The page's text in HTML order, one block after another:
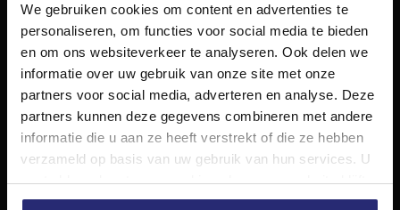
We gebruiken cookies om content en advertenties te
personaliseren, om functies voor social media te bieden
en om ons websiteverkeer te analyseren. Ook delen we
informatie over uw gebruik van onze site met onze
partners voor social media, adverteren en analyse. Deze
partners kunnen deze gegevens combineren met andere
informatie die u aan ze heeft verstrekt of die ze hebben
verzameld op basis van uw gebruik van hun services. U
gaat akkoord met onze cookies als u onze website blijft
gebruiken.
NET Makelaars is een modern makelaarskantoor met
decennialange ervaring in het vak en diepgaande kennis
van de huizenmarkt in Haarlem en omstreken.
Volg ons op
Diensten